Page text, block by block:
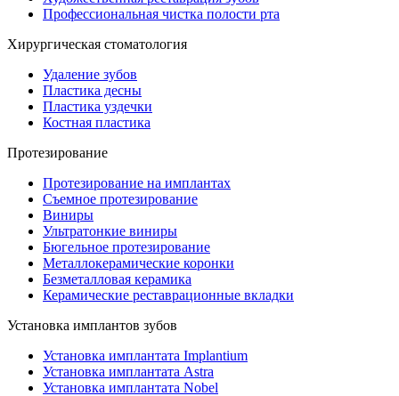
Профессиональная чистка полости рта
Хирургическая стоматология
Удаление зубов
Пластика десны
Пластика уздечки
Костная пластика
Протезирование
Протезирование на имплантах
Съемное протезирование
Виниры
Ультратонкие виниры
Бюгельное протезирование
Металлокерамические коронки
Безметалловая керамика
Керамические реставрационные вкладки
Установка имплантов зубов
Установка имплантата Implantium
Установка имплантата Astra
Установка имплантата Nobel